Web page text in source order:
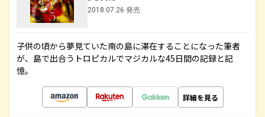
2018.07.26 発売
子供の頃から夢見ていた南の島に滞在することになった筆者
が、島で出合うトロピカルでマジカルな45日間の記録と記
憶。
詳細を見る